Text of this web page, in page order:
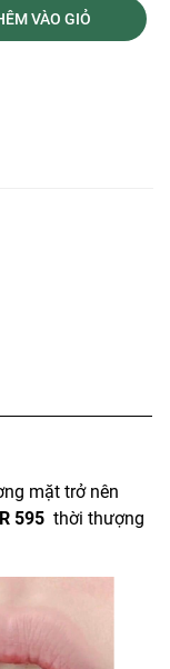
VÀO GIỎ
mặt trở nên
595 thời thượng